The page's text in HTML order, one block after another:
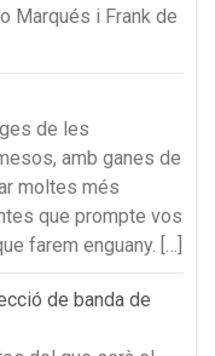
Marqués i Frank de
de les
amb ganes de
moltes més
que prompte vos
farem enguany. […]
de banda de